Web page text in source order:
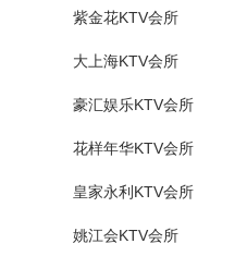
紫金花KTV会所
大上海KTV会所
豪汇娱乐KTV会所
花样年华KTV会所
皇家永利KTV会所
姚江会KTV会所